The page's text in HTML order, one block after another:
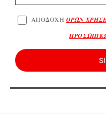
ΑΠΟΔΟΧΗ ΟΡΩΝ